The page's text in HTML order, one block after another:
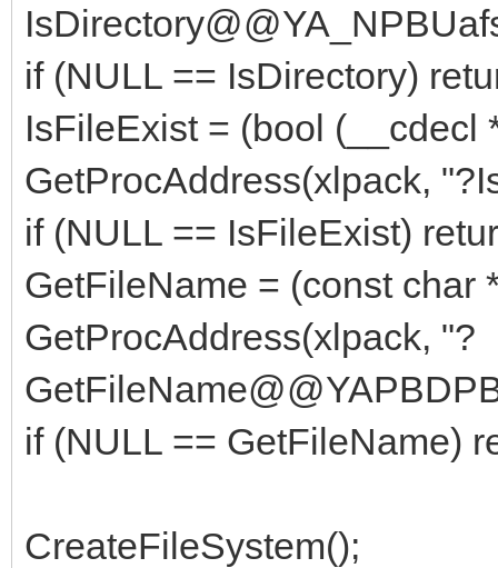
if (NULL == IsDirectory)
IsFileExist = (bool (__cdecl
GetProcAddress(xlpack,
if (NULL == IsFileExist)
GetFileName = (const char
GetProcAddress(xlpack, "?
if (NULL == GetFileName)
CreateFileSystem();